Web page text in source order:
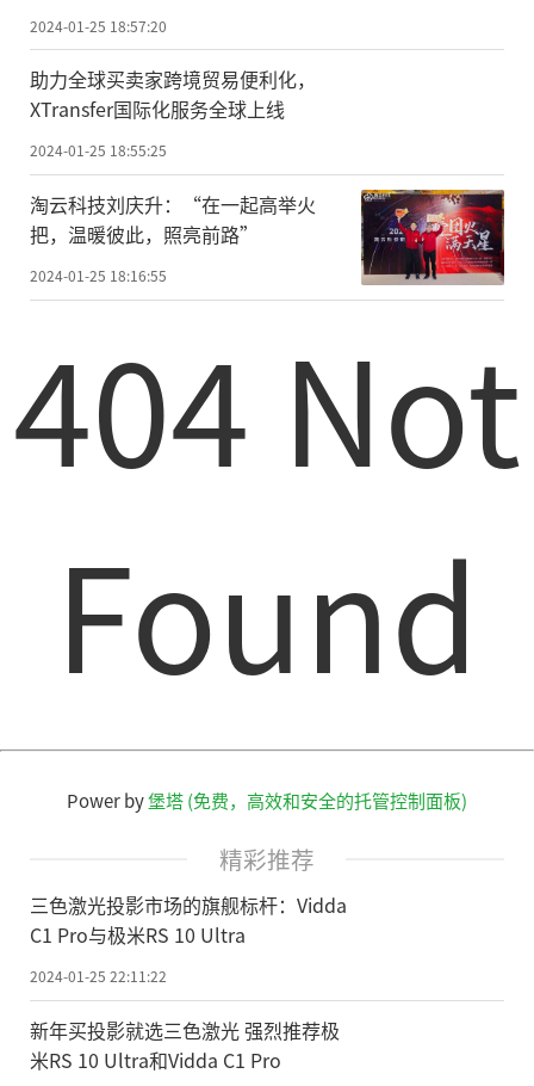
2024-01-25 18:57:20
助力全球买卖家跨境贸易便利化，
XTransfer国际化服务全球上线
2024-01-25 18:55:25
淘云科技刘庆升：“在一起高举火
把，温暖彼此，照亮前路”
2024-01-25 18:16:55
404 Not
Found
Power by堡塔 (免费，高效和安全的托管控制面板)
精彩推荐
三色激光投影市场的旗舰标杆：Vidda
C1 Pro与极米RS 10 Ultra
2024-01-25 22:11:22
新年买投影就选三色激光 强烈推荐极
米RS 10 Ultra和Vidda C1 Pro